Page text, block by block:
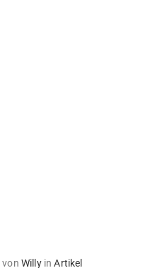
von WillyinArtikel